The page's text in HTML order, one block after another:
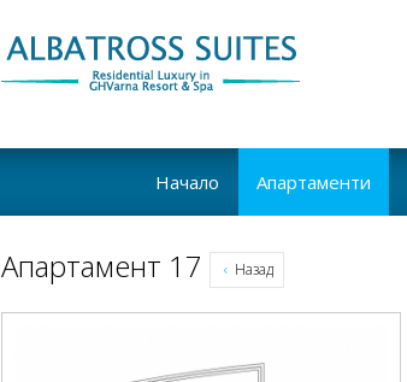
Начало Апартаменти
Апартамент 17 Назад